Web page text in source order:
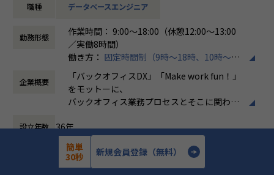
データ基盤構築だけでなく分析や可視化・AI活用領域まで幅
データエンジニアとしての市場価値を高めていくことができ
《具体的な業務内容》
・SnowflakeまたはDatabricksを活用したデータ基盤の設
・ETL/ELT処理およびデータパイプラインの開発
・SQLを用いたデータ加工・最適化
・クラウドとのデータ連携基盤構築
・BIダッシュボード向けデータモデリング
職種 データベースエンジニア
勤務形態
作業時間： 9:00～18:00（休憩12:00～13:00
／実働8時間）
働き方： 固定時間制（9時～18時、10時～19
時など）
時間外労働の有無： 有（月平均10時間）
休憩時間： 60分
企業概要
「バックオフィスDX」「Make work fun！」
をモットーに、
バックオフィス業務プロセスとそこに関わる
企業競争力を向上させることを使命としてい
ます。
株式会社ホープスは、ERP・EPMを中心とし
設立年数 36年
772人
簡単
30秒
新規会員登録（無料）